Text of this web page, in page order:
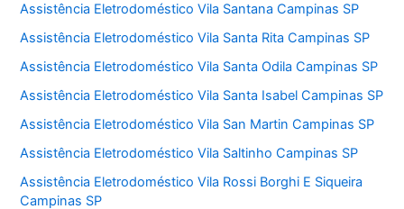
Assistência Eletrodoméstico Vila Santana Campinas SP
Assistência Eletrodoméstico Vila Santa Rita Campinas SP
Assistência Eletrodoméstico Vila Santa Odila Campinas SP
Assistência Eletrodoméstico Vila Santa Isabel Campinas SP
Assistência Eletrodoméstico Vila San Martin Campinas SP
Assistência Eletrodoméstico Vila Saltinho Campinas SP
Assistência Eletrodoméstico Vila Rossi Borghi E Siqueira
Campinas SP